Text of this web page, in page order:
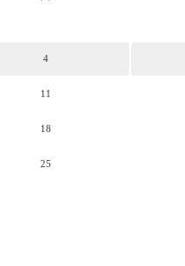
4
11
18
25